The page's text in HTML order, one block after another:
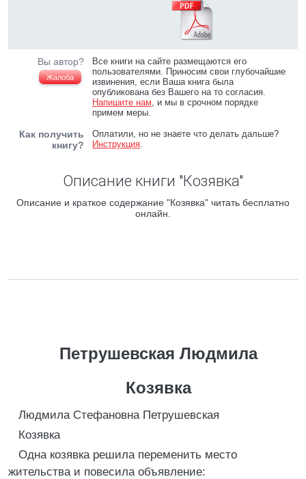
Вы автор?
Жалоба
Все книги на сайте размещаются его
пользователями. Приносим свои глубочайшие
извинения, если Ваша книга была
опубликована без Вашего на то согласия.
Напишите нам, и мы в срочном порядке
примем меры.
Как получить
книгу?
Оплатили, но не знаете что делать дальше?
Инструкция.
Описание книги "Козявка"
Описание и краткое содержание "Козявка" читать бесплатно
онлайн.
Петрушевская Людмила
Козявка
Людмила Стефановна Петрушевская
Козявка
Одна козявка решила переменить место
жительства и повесила объявление: